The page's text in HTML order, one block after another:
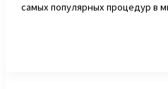
самых популярных процедур в